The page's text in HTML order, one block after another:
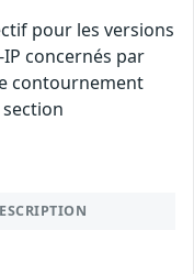
pour les versions
IP concernés par
contournement